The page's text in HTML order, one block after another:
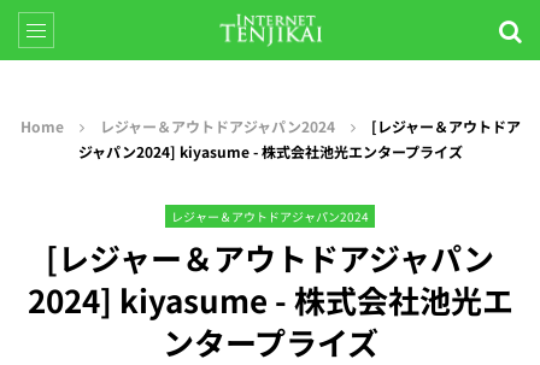
Home レジャー＆アウトドアジャパン2024
[レジャー＆アウトドア
ジャパン2024] kiyasume - 株式会社池光エンタープライズ
レジャー＆アウトドアジャパン2024
[レジャー＆アウトドアジャパン
2024] kiyasume - 株式会社池光エ
ンタープライズ